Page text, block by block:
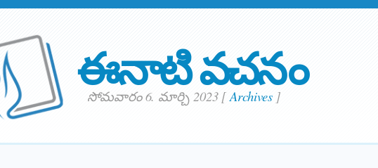
ఈనాటి వచనం
సోమవారం 6. మార్చి 2023 [Archives]